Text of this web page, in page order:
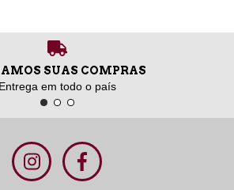
SUAS COMPRAS
Entrega em todo o país